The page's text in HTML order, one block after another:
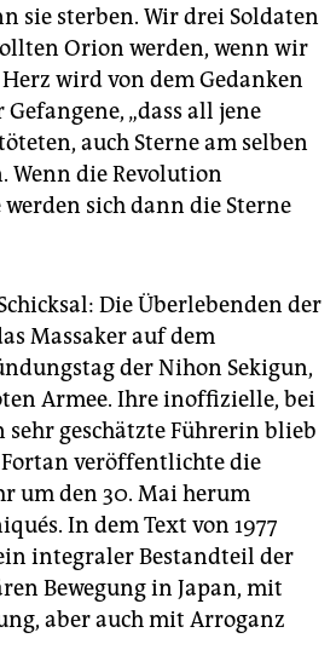
sie sterben. Wir drei Soldaten
Orion werden, wenn wir
wird von dem Gedanken
„dass all jene
auch Sterne am selben
Wenn die Revolution
sich dann die Sterne
Die Überlebenden der
Massaker auf dem
der Nihon Sekigun,
Armee. Ihre inoffizielle, bei
sehr geschätzte Führerin blieb
Fortan veröffentlichte die
um den 30. Mai herum
In dem Text von 1977
integraler Bestandteil der
Bewegung in Japan, mit
aber auch mit Arroganz